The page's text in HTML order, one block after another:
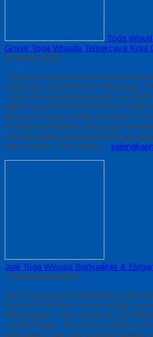
Toda
Grosir Toga Wisuda Terpercaya Kota
26 Maret 2026
Busana toga wisuda hemat namun
kelulusan yang istimewa WhatsApp:
: https://www.jualtogawisuda.com Klik
https://wa.me/6281222821060 Pabrik
Dumai. Busana wisuda murah kini
lembaga pendidikan yang ingin
wisuda adalah peristiwa istimewa
dalam hidup. Oleh sebab…
Jual Toga Wisuda Berkualitas &
15 Desember 2025
Jual Toga Wisuda Berkualitas untuk
Berkesan Momen wisuda adalah
kebanggaan. Oleh karena itu,
sembarangan. Jika Anda sedang